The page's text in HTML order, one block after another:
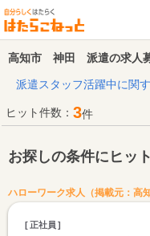
高知市 神田 派遣の求人
派遣スタッフ活躍中に関
ヒット件数： 3件
お探しの条件にヒッ
ハローワーク求人（掲載元：高
正社員